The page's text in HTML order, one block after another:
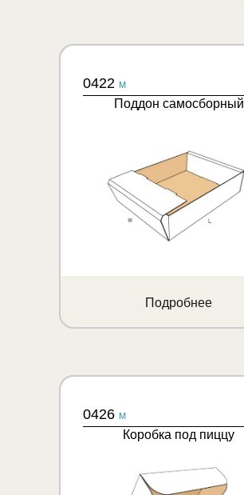
0422 M
Поддон самосборный
Подробнее
0426 M
Коробка под пиццу